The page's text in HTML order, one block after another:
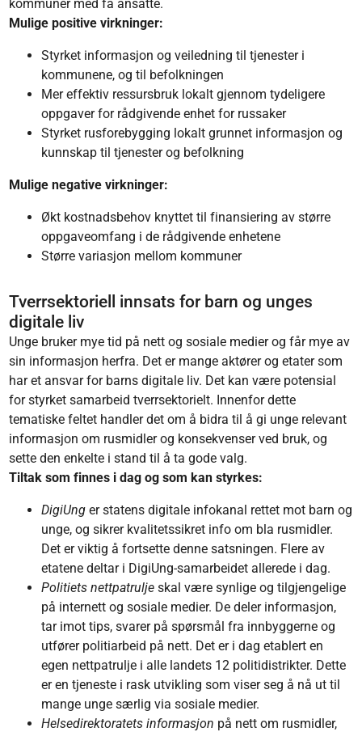
kommuner med få ansatte.
Mulige positive virkninger:
Styrket informasjon og veiledning til tjenester i
kommunene, og til befolkningen
Mer effektiv ressursbruk lokalt gjennom tydeligere
oppgaver for rådgivende enhet for russaker
Styrket rusforebygging lokalt grunnet informasjon og
kunnskap til tjenester og befolkning
Mulige negative virkninger:
Økt kostnadsbehov knyttet til finansiering av større
oppgaveomfang i de rådgivende enhetene
Større variasjon mellom kommuner
Tverrsektoriell innsats for barn og unges
digitale liv
Unge bruker mye tid på nett og sosiale medier og får mye av
sin informasjon herfra. Det er mange aktører og etater som
har et ansvar for barns digitale liv. Det kan være potensial
for styrket samarbeid tverrsektorielt. Innenfor dette
tematiske feltet handler det om å bidra til å gi unge relevant
informasjon om rusmidler og konsekvenser ved bruk, og
sette den enkelte i stand til å ta gode valg.
Tiltak som finnes i dag og som kan styrkes:
DigiUng er statens digitale infokanal rettet mot barn og
unge, og sikrer kvalitetssikret info om bla rusmidler.
Det er viktig å fortsette denne satsningen. Flere av
etatene deltar i DigiUng-samarbeidet allerede i dag.
Politiets nettpatrulje skal være synlige og tilgjengelige
på internett og sosiale medier. De deler informasjon,
tar imot tips, svarer på spørsmål fra innbyggerne og
utfører politiarbeid på nett. Det er i dag etablert en
egen nettpatrulje i alle landets 12 politidistrikter. Dette
er en tjeneste i rask utvikling som viser seg å nå ut til
mange unge særlig via sosiale medier.
Helsedirektoratets informasjon på nett om rusmidler,